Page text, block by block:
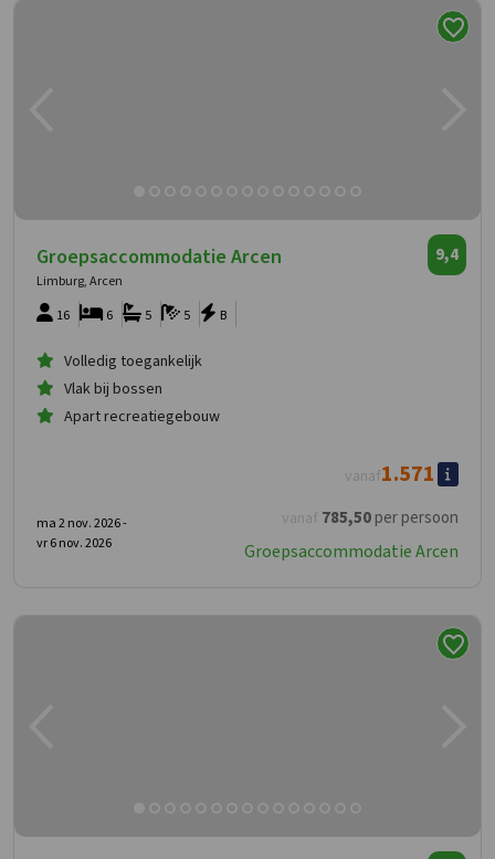
Groepsaccommodatie Arcen
Limburg, Arcen
9,4
16 5
5 B
6
Volledig toegankelijk
Vlak bij bossen
Apart recreatiegebouw
vanaf 785,50per persoon
vanaf1.571
ma 2 nov. 2026 -
vr 6 nov. 2026
Groepsaccommodatie Arcen